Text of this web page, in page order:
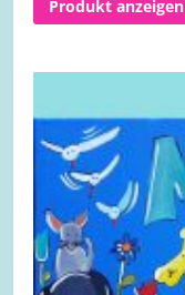
Produkt anzeigen